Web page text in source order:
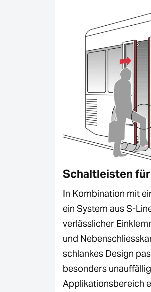
Schaltleisten
In Kombination mit
ein System aus S-
verlässlicher
und
schlankes Design
besonders
Applikationsbereich